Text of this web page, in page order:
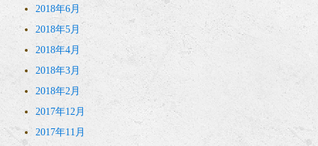
2018年6月
2018年5月
2018年4月
2018年3月
2018年2月
2017年12月
2017年11月